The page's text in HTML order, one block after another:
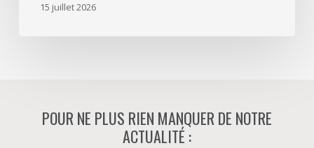
15 juillet 2026
POUR NE PLUS RIEN MANQUER DE NOTRE
ACTUALITÉ :